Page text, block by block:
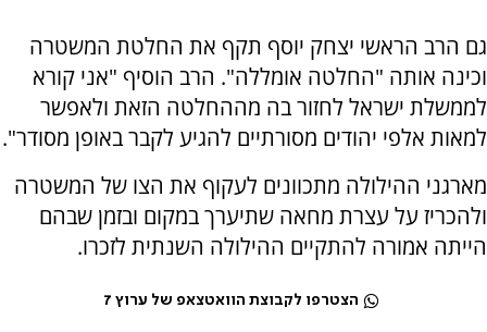
גם הרב הראשי יצחק יוסף תקף את החלטת המשטרה
וכינה אותה "החלטה אומללה". הרב הוסיף "אני קורא
לממשלת ישראל לחזור בה מההחלטה הזאת ולאפשר
למאות אלפי יהודים מסורתיים להגיע לקבר באופן מסודר".
מארגני ההילולה מתכוונים לעקוף את הצו של המשטרה
ולהכריז על עצרת מחאה שתיערך במקום ובזמן שבהם
הייתה אמורה להתקיים ההילולה השנתית לזכרו.
הצטרפו לקבוצת הוואטצאפ של ערוץ 7